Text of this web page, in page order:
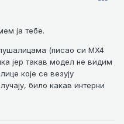
ја тебе.
(писао си MX4
јер такав модел не видим
које се везују
било какав интерни